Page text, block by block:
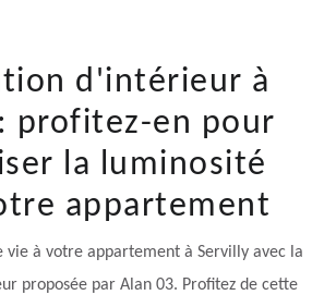
d'intérieur à
profitez-en pour
la luminosité
appartement
vie à votre appartement à Servilly avec la
proposée par Alan 03. Profitez de cette